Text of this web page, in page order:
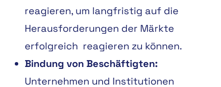
reagieren, um langfristig auf die
Herausforderungen der Märkte
erfolgreich reagieren zu können.
Bindung von Beschäftigten:
Unternehmen und Institutionen